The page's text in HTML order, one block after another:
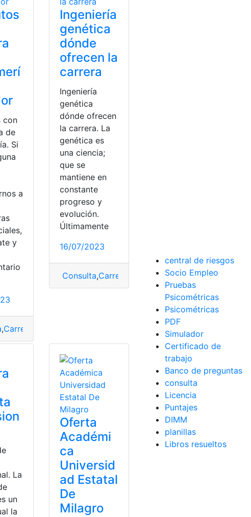
Universidad Técnica de Manabí
con
de
Si
a
y
,Carrera
Ingeniería
genética
dónde
ofrecen la
carrera
Ingeniería
genética
dónde ofrecen
la carrera. La
genética es
una ciencia;
que se
mantiene en
constante
progreso y
evolución.
Últimamente
16/07/2023
Consulta,Carrera Genética ,ingeniería,Ingeniería
La
un
la
Oferta
Académi
ca
Universid
ad Estatal
De
Milagro
central de riesgos
Socio Empleo
Pruebas
Psicométricas
Psicométricas
PDF
Simulador
Certificado de
trabajo
Banco de preguntas
consulta
Licencia
Puntajes
DIMM
planillas
Libros resueltos